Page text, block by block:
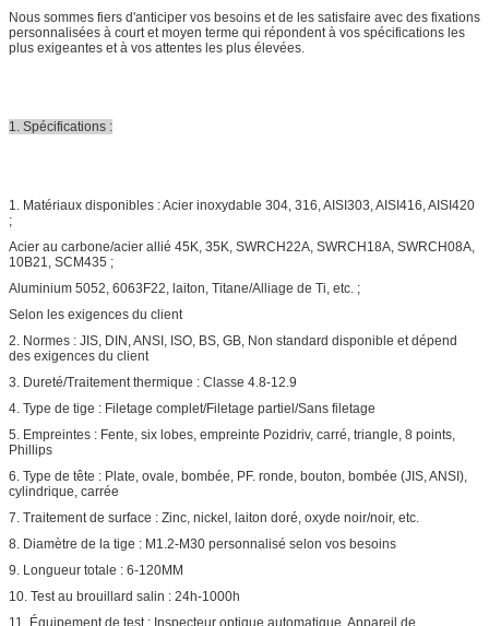
Nous sommes fiers d'anticiper vos besoins et de les satisfaire avec des fixations
personnalisées à court et moyen terme qui répondent à vos spécifications les
plus exigeantes et à vos attentes les plus élevées.
1. Spécifications :
1. Matériaux disponibles : Acier inoxydable 304, 316, AISI303, AISI416, AISI420
;
Acier au carbone/acier allié 45K, 35K, SWRCH22A, SWRCH18A, SWRCH08A,
10B21, SCM435 ;
Aluminium 5052, 6063F22, laiton, Titane/Alliage de Ti, etc. ;
Selon les exigences du client
2. Normes : JIS, DIN, ANSI, ISO, BS, GB, Non standard disponible et dépend
des exigences du client
3. Dureté/Traitement thermique : Classe 4.8-12.9
4. Type de tige : Filetage complet/Filetage partiel/Sans filetage
5. Empreintes : Fente, six lobes, empreinte Pozidriv, carré, triangle, 8 points,
Phillips
6. Type de tête : Plate, ovale, bombée, PF. ronde, bouton, bombée (JIS, ANSI),
cylindrique, carrée
7. Traitement de surface : Zinc, nickel, laiton doré, oxyde noir/noir, etc.
8. Diamètre de la tige : M1.2-M30 personnalisé selon vos besoins
9. Longueur totale : 6-120MM
10. Test au brouillard salin : 24h-1000h
11. Équipement de test : Inspecteur optique automatique, Appareil de